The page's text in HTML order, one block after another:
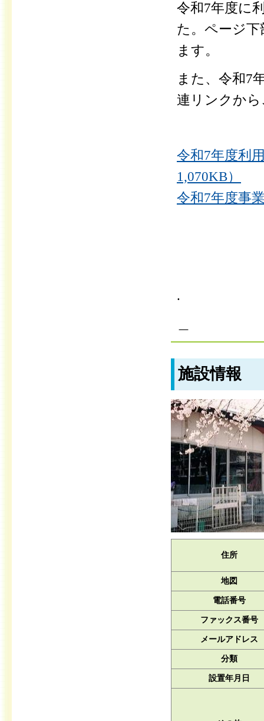
令和7年度に
た。 ページ下
ます。
また、令和7
連リンクか
令和7年度利
1,070KB）
令和7年度事
.
施設情報
住所
地図
電話番号
ファックス番号
メールアドレス
分類
設置年月日